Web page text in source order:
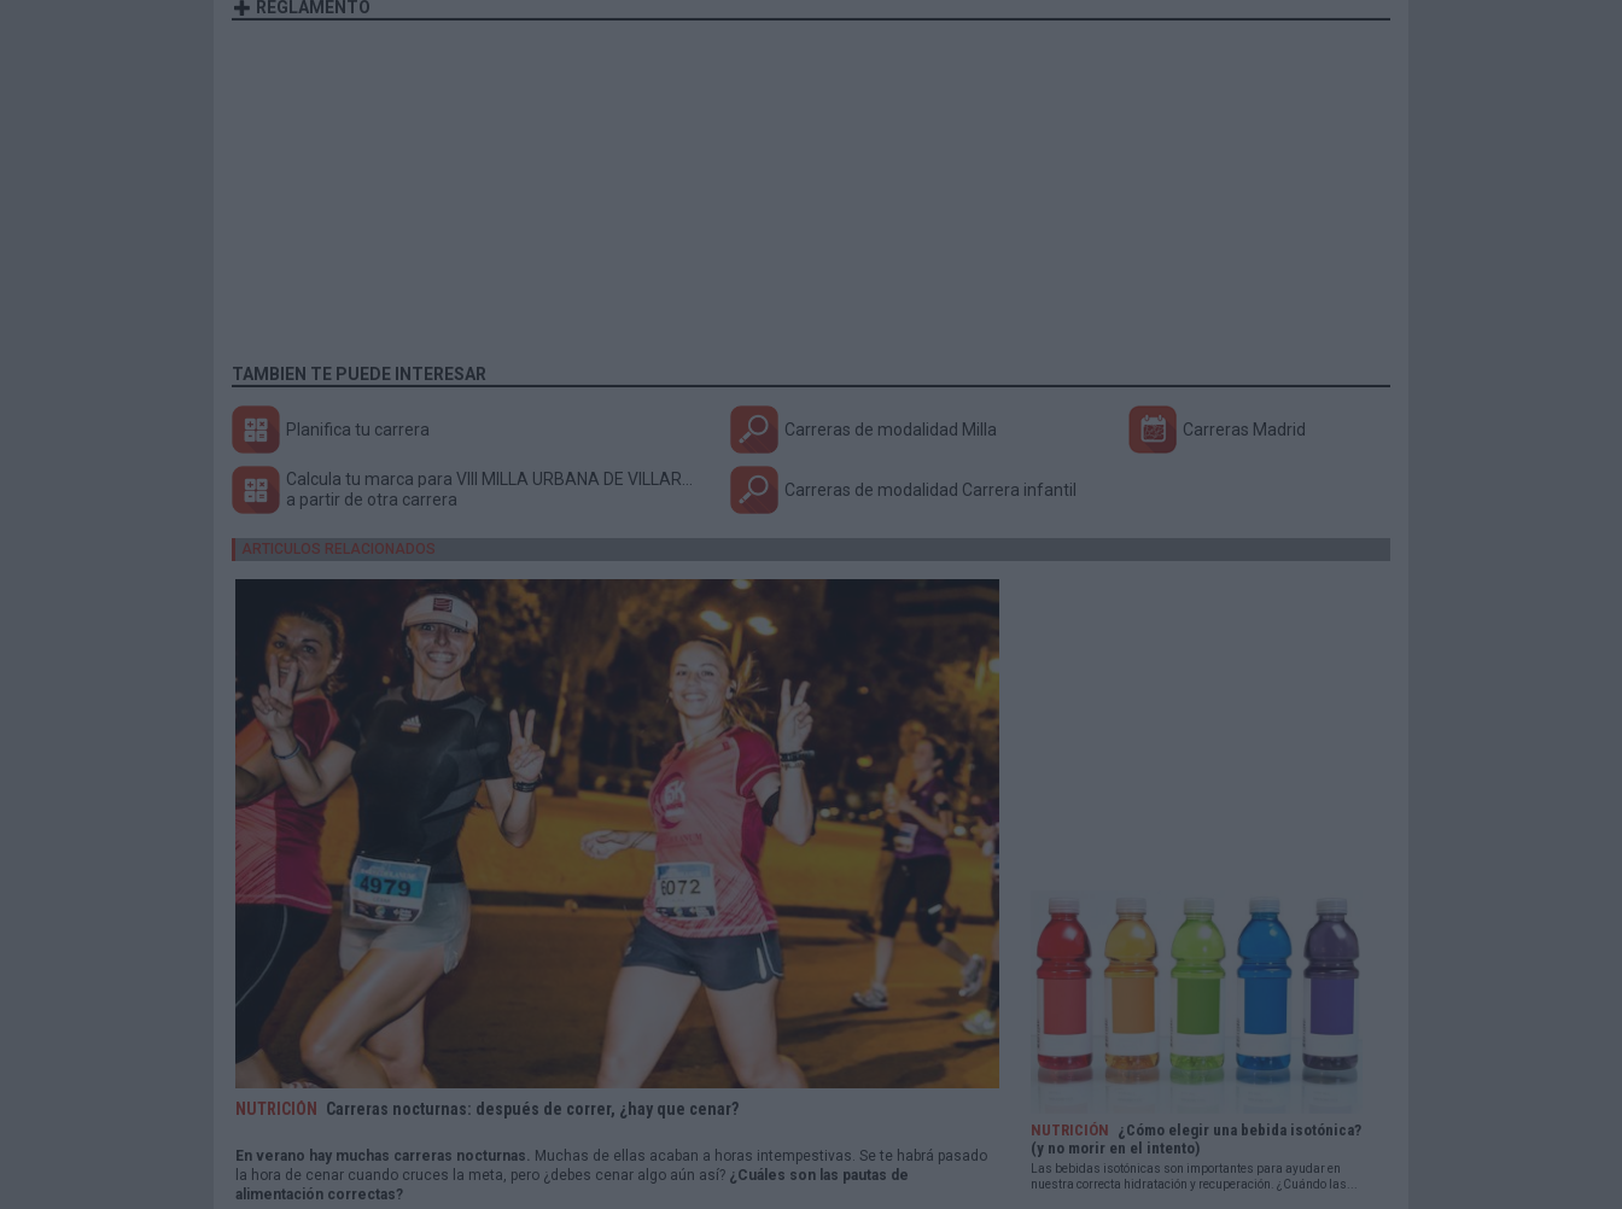
REGLAMENTO
TAMBIEN TE PUEDE INTERESAR
Planifica tu carrera
Calcula tu marca para VIII MILLA URBANA DE VILLAREJO DE SALVANÉS
a partir de otra carrera
Carreras de modalidad Milla
Carreras de modalidad Carrera infantil
Carreras Madrid
ARTICULOS RELACIONADOS
NUTRICIÓN Carreras nocturnas: después de correr, ¿hay que cenar?
En verano hay muchas carreras nocturnas. Muchas de ellas acaban a horas intempestivas. Se te habrá pasado
la hora de cenar cuando cruces la meta, pero ¿debes cenar algo aún así? ¿Cuáles son las pautas de
alimentación correctas?
NUTRICIÓN
¿Cómo elegir una bebida isotónica?
(y no morir en el intento)
Las bebidas isotónicas son importantes para ayudar en
nuestra correcta hidratación y recuperación. ¿Cuándo las...